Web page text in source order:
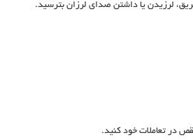
لرزیدن یا داشتن صدای لرزان بترسید.
در تعاملات خود کنید.